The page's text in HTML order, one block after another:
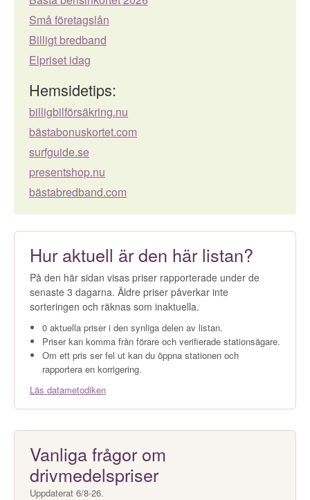
Små företagslån
Billigt bredband
Elpriset idag
Hemsidetips:
billigbilförsäkring.nu
bästabonuskortet.com
surfguide.se
presentshop.nu
bästabredband.com
Hur aktuell är den här listan?
På den här sidan visas priser rapporterade under de
senaste 3 dagarna. Äldre priser påverkar inte
sorteringen och räknas som inaktuella.
0 aktuella priser i den synliga delen av listan.
Priser kan komma från förare och verifierade stationsägare.
Om ett pris ser fel ut kan du öppna stationen och
rapportera en korrigering.
Läs datametodiken
Vanliga frågor om
drivmedelspriser
Uppdaterat 6/8-26.